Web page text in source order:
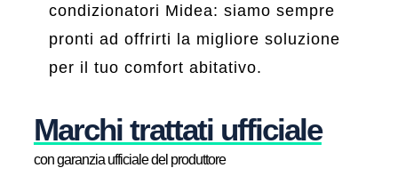
condizionatori Midea: siamo sempre
pronti ad offrirti la migliore soluzione
per il tuo comfort abitativo.
Marchi trattati ufficiale
con garanzia ufficiale del produttore